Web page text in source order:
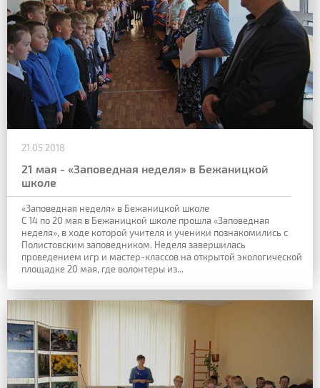
21.05.2018
21 мая - «Заповедная неделя» в Бежаницкой
школе
«Заповедная неделя» в Бежаницкой школе
С 14 по 20 мая в Бежаницкой школе прошла «Заповедная
неделя», в ходе которой учителя и ученики познакомились с
Полистовским заповедником. Неделя завершилась
проведением игр и мастер-классов на открытой экологической
площадке 20 мая, где волонтеры из...